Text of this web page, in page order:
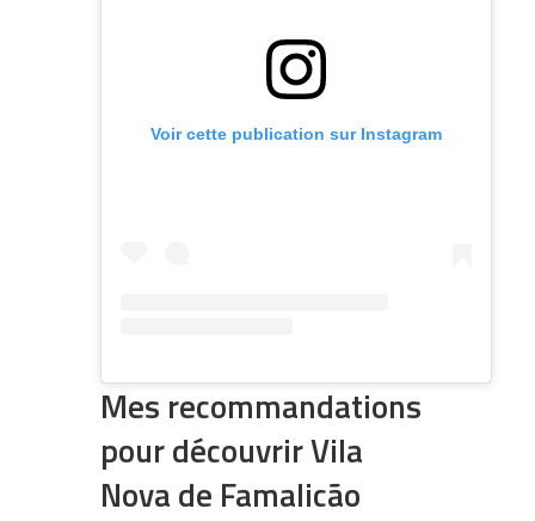
Voir cette publication sur Instagram
Mes recommandations
pour découvrir Vila
Nova de Famalicão